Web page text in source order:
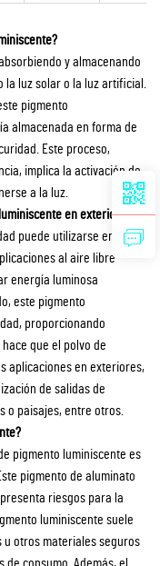
y almacenando
la luz solar o la luz artificial.
pigmento
almacenada en forma de
Este proceso,
implica la activación de
a la luz.
en exteriores?
puede utilizarse en
al aire libre
energía luminosa
este pigmento
proporcionando
que el polvo de
aplicaciones en exteriores,
de salidas de
o paisajes, entre otros.
pigmento luminiscente es
pigmento de aluminato
riesgos para la
luminiscente suele
otros materiales seguros